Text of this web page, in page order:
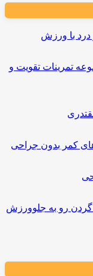
با ورزش
تمرینات تقویت و
ورزش